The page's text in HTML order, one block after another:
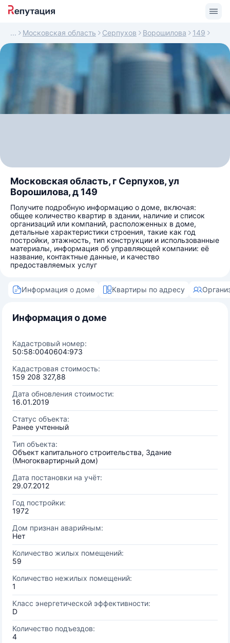
Московская область Серпухов Ворошилова 149
Московская область, г Серпухов, ул
Ворошилова, д 149
Получите подробную информацию о доме, включая:
общее количество квартир в здании, наличие и список
организаций или компаний, расположенных в доме,
детальные характеристики строения, такие как год
постройки, этажность, тип конструкции и использованные
материалы, информация об управляющей компании: её
название, контактные данные, и качество
предоставляемых услуг
Информация о доме Квартиры по адресу
Информация о доме
Кадастровый номер:
50:58:0040604:973
Кадастровая стоимость:
159 208 327,88
Дата обновления стоимости:
16.01.2019
Статус объекта:
Ранее учтенный
Тип объекта:
Объект капитального строительства, Здание
(Многоквартирный дом)
Дата постановки на учёт:
29.07.2012
Год постройки:
1972
Дом признан аварийным:
Нет
Количество жилых помещений:
59
Количество нежилых помещений:
1
Класс энергетической эффективности:
D
Количество подъездов:
4